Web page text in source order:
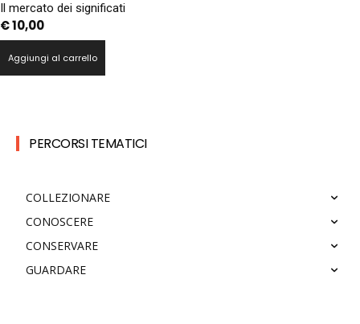
Il mercato dei significati
€10,00
Aggiungi al carrello
PERCORSI TEMATICI
COLLEZIONARE
CONOSCERE
CONSERVARE
GUARDARE